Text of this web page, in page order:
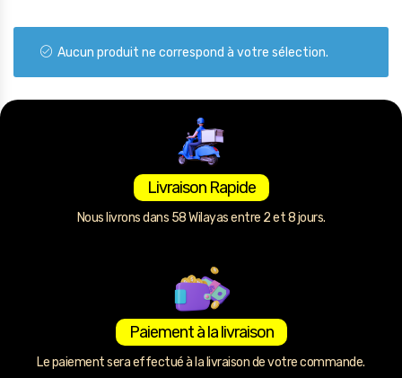
Aucun produit ne correspond à votre sélection.
Livraison Rapide
Nous livrons dans 58 Wilayas entre 2 et 8 jours.
Paiement à la livraison
Le paiement sera effectué à la livraison de votre commande.